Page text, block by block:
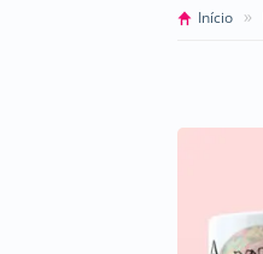
Início »